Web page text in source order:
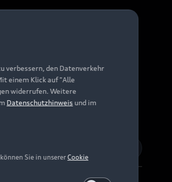
verbessern, den Datenverkehr
einem Klick auf "Alle
widerrufen. Weitere
Datenschutzhinweis und im
Sie in unsererCookie